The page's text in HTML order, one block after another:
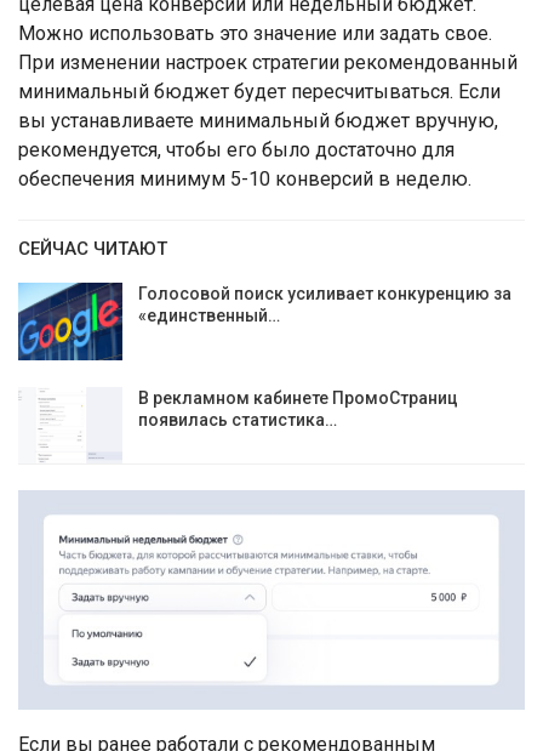
Можно использовать это значение или задать свое.
При изменении настроек стратегии рекомендованный
минимальный бюджет будет пересчитываться. Если
вы устанавливаете минимальный бюджет вручную,
рекомендуется, чтобы его было достаточно для
обеспечения минимум 5-10 конверсий в неделю.
СЕЙЧАС ЧИТАЮТ
Голосовой поиск усиливает конкуренцию за
«единственный…
В рекламном кабинете ПромоСтраниц
появилась статистика…
Если вы ранее работали с рекомендованным